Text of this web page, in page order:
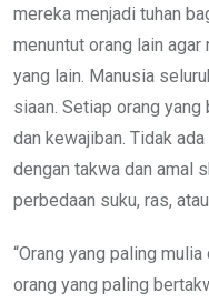
mereka menjadi tuhan
menuntut orang lain
yang lain. Manusia
siaan. Setiap orang
dan kewajiban. Tidak
dengan takwa dan amal
perbedaan suku, ras,
“Orang yang paling
orang yang paling